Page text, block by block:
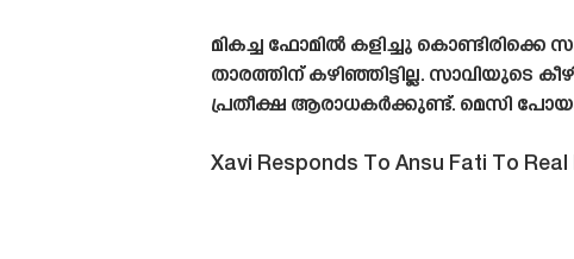
മികച്ച ഫോമിൽ കളിച്ചു കൊണ്ടിരിക്കെ
താരത്തിന് കഴിഞ്ഞിട്ടില്ല.
പ്രതീക്ഷ ആരാധകർക്കുണ്ട്. മെസി
Xavi Responds To Ansu Fati To